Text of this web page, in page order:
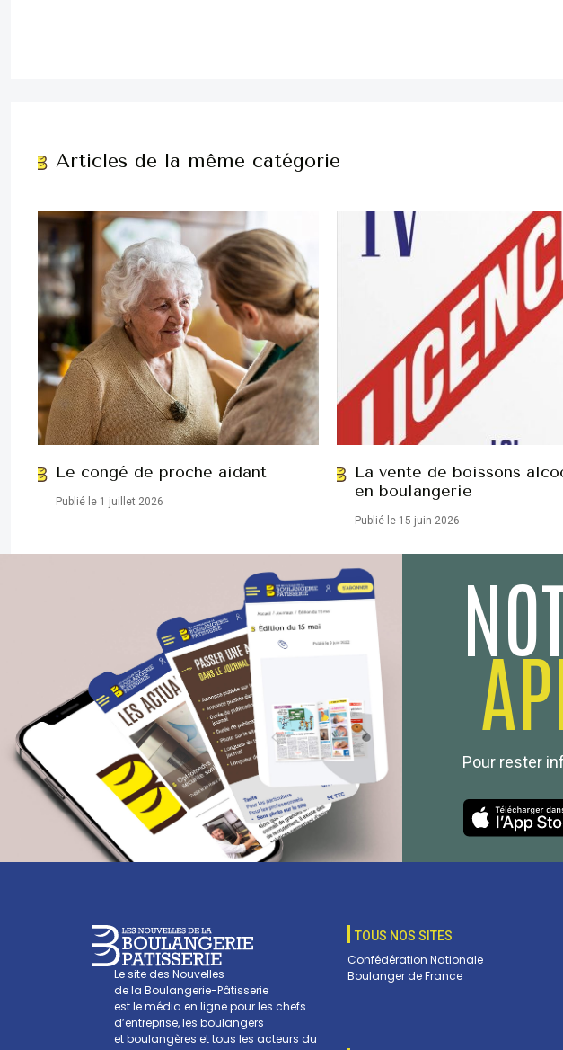
Articles de la même catégorie
Le congé de proche aidant
Publié le 1 juillet 2026
La vente de boissons
en boulangerie
Publié le 15 juin 2026
Pour rester
Le site des Nouvelles
de la Boulangerie-Pâtisserie
est le média en ligne pour les chefs
d’entreprise, les boulangers
et boulangères et tous les acteurs du
TOUS NOS SITES
Confédération Nationale
Boulanger de France